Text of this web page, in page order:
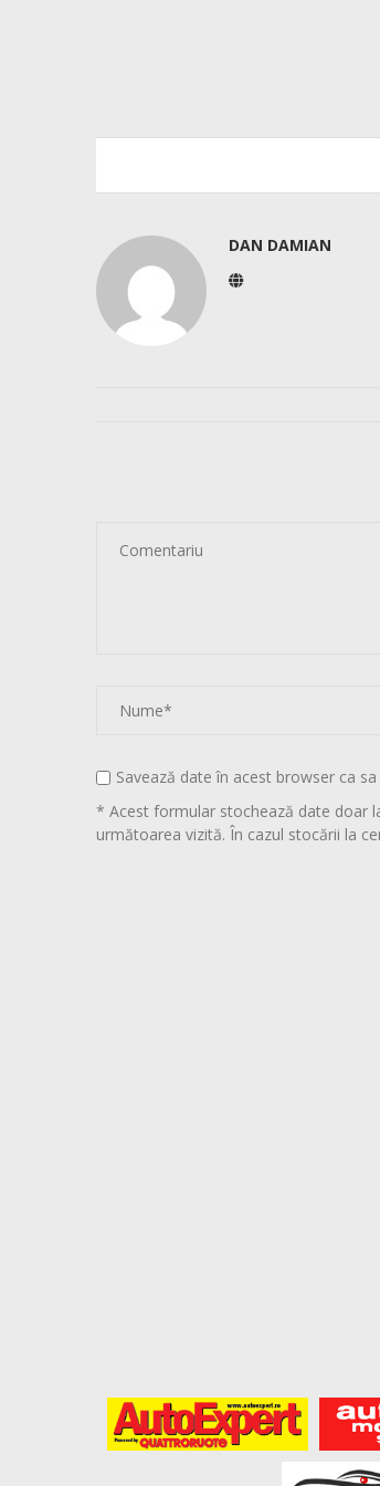
DAN DAMIAN
Savează date în acest browser ca
* Acest formular stochează date doar
următoarea vizită. În cazul stocării la